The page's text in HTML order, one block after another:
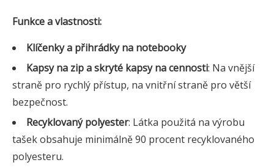
Funkce a vlastnosti:
Klíčenky a přihrádky na notebooky
Kapsy na zip a skryté kapsy na cennosti: Na vnější
straně pro rychlý přístup, na vnitřní straně pro větší
bezpečnost.
Recyklovaný polyester: Látka použitá na výrobu
tašek obsahuje minimálně 90 procent recyklovaného
polyesteru.